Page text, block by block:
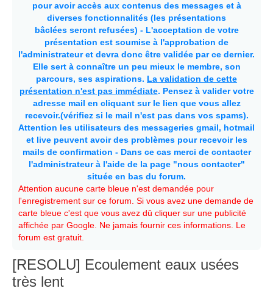
pour avoir accès aux contenus des messages et à
diverses fonctionnalités (les présentations
bâclées seront refusées) - L'acceptation de votre
présentation est soumise à l'approbation de
l'administrateur et devra donc être validée par ce dernier.
Elle sert à connaître un peu mieux le membre, son
parcours, ses aspirations. La validation de cette
présentation n'est pas immédiate. Pensez à valider votre
adresse mail en cliquant sur le lien que vous allez
recevoir.(vérifiez si le mail n'est pas dans vos spams).
Attention les utilisateurs des messageries gmail, hotmail
et live peuvent avoir des problèmes pour recevoir les
mails de confirmation - Dans ce cas merci de contacter
l'administrateur à l'aide de la page "nous contacter"
située en bas du forum.
Attention aucune carte bleue n'est demandée pour
l'enregistrement sur ce forum. Si vous avez une demande de
carte bleue c'est que vous avez dû cliquer sur une publicité
affichée par Google. Ne jamais fournir ces informations. Le
forum est gratuit.
[RESOLU] Ecoulement eaux usées
très lent